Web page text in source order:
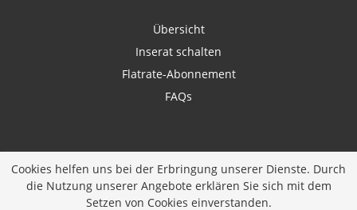
Übersicht
Inserat schalten
Flatrate-Abonnement
FAQs
Ein Unternehmen derDiversity Job Group GmbH
Cookies helfen uns bei der Erbringung unserer Dienste. Durch
die Nutzung unserer Angebote erklären Sie sich mit dem
Setzen von Cookies einverstanden.